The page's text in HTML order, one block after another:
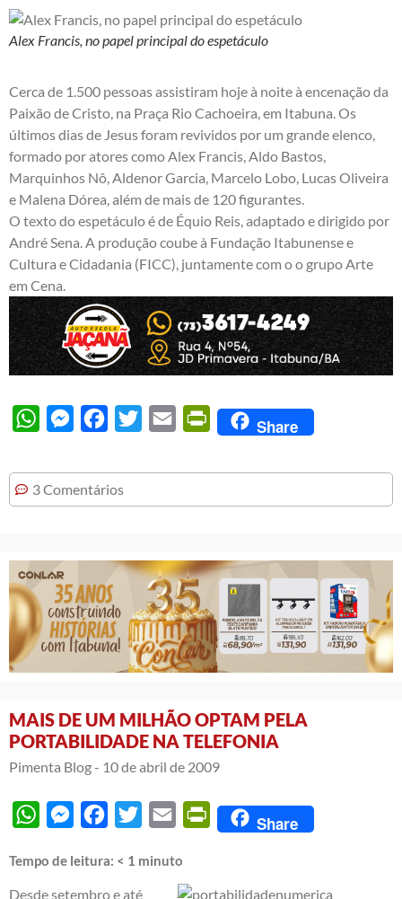
Alex Francis, no papel principal do espetáculo
Cerca de 1.500 pessoas assistiram hoje à noite à encenação da
Paixão de Cristo, na Praça Rio Cachoeira, em Itabuna. Os
últimos dias de Jesus foram revividos por um grande elenco,
formado por atores como Alex Francis, Aldo Bastos,
Marquinhos Nô, Aldenor Garcia, Marcelo Lobo, Lucas Oliveira
e Malena Dórea, além de mais de 120 figurantes.
O texto do espetáculo é de Équio Reis, adaptado e dirigido por
André Sena. A produção coube à Fundação Itabunense e
Cultura e Cidadania (FICC), juntamente com o o grupo Arte
em Cena.
WhatsAppMessengerFacebook
Twitter Email PrintFriendly
Share
3 Comentários
MAIS DE UM MILHÃO OPTAM PELA
PORTABILIDADE NA TELEFONIA
Pimenta Blog - 10 de abril de 2009
WhatsAppMessengerFacebook
Twitter Email PrintFriendly
Share
Tempo de leitura: < 1 minuto
Desde setembro e até